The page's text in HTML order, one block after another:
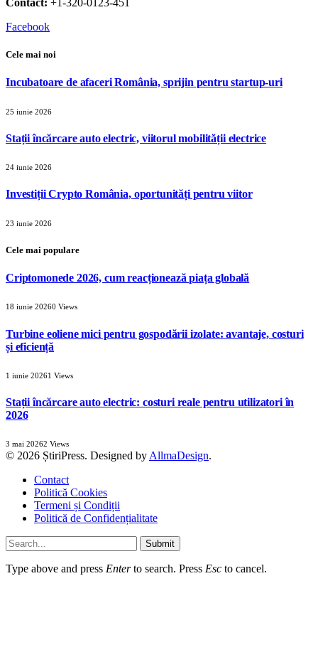
Contact: +1-320-0123-451
Facebook
Cele mai noi
Incubatoare de afaceri România, sprijin pentru startup-uri
25 iunie 2026
Stații încărcare auto electric, viitorul mobilității electrice
24 iunie 2026
Investiții Crypto România, oportunități pentru viitor
23 iunie 2026
Cele mai populare
Criptomonede 2026, cum reacționează piața globală
18 iunie 20260 Views
Turbine eoliene mici pentru gospodării izolate: avantaje, costuri
și eficiență
1 iunie 20261 Views
Stații încărcare auto electric: costuri reale pentru utilizatori în
2026
3 mai 20262 Views
© 2026 ȘtiriPress. Designed by AllmaDesign.
Contact
Politică Cookies
Termeni și Condiții
Politică de Confidențialitate
Submit
Type above and press Enterto search. Press Esc to cancel.